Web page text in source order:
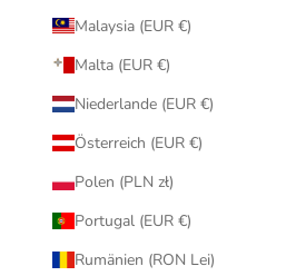
Malaysia (EUR €)
Malta (EUR €)
Niederlande (EUR €)
Österreich (EUR €)
Polen (PLN zł)
Portugal (EUR €)
Rumänien (RON Lei)